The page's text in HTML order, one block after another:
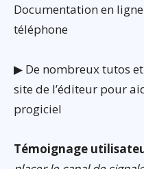
Documentation en
téléphone
▶ De nombreux tutos
site de l’éditeur pour
progiciel
Témoignage